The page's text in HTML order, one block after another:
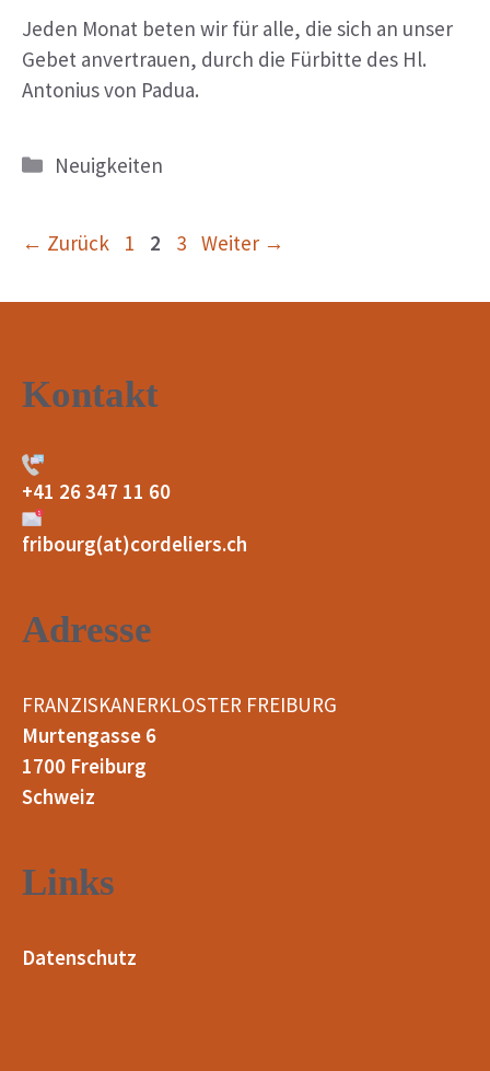
Jeden Monat beten wir für alle, die sich an unser
Gebet anvertrauen, durch die Fürbitte des Hl.
Antonius von Padua.
Kategorien
Neuigkeiten
← Zurück Seite
1 Seite
2 Seite
3 Weiter →
Kontakt
+41 26 347 11 60
fribourg(at)cordeliers.ch
Adresse
FRANZISKANERKLOSTER FREIBURG
Murtengasse 6
1700 Freiburg
Schweiz
Links
Datenschutz